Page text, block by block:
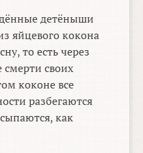
детёныши
яйцевого кокона
то есть через
смерти своих
коконе все
разбегаются
как